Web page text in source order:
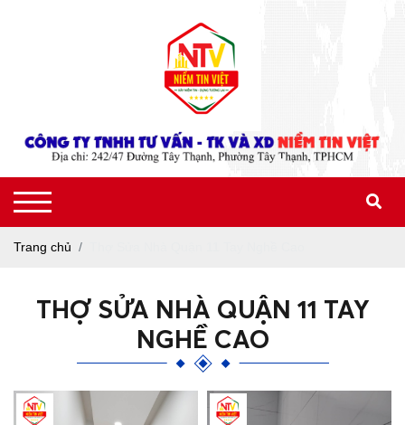
Trang chủ
THỢ SỬA NHÀ QUẬN 11 TAY
NGHỀ CAO